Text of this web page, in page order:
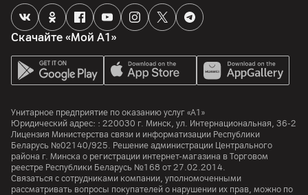
Память
256ГБ
Процессор
A19
Количество ядер
6
Скачайте «Мой А1»
Унитарное предприятие по оказанию услуг «А1»
Юридический адрес: : 220030 г. Минск, ул. Интернациональная, 36-2
Лицензия Министерства связи и информатизации Республики
Беларусь №02140/925. Решение администрации Центрального
района г. Минска о регистрации интернет-магазина в Торговом
реестре Республики Беларусь №168 от 27.02.2014.
Связаться с сотрудниками компании, уполномоченными
рассматривать вопросы покупателей о нарушении их прав, можно по